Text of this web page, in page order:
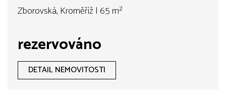
Zborovská, Kroměříž | 65 m²
rezervováno
DETAIL NEMOVITOSTI